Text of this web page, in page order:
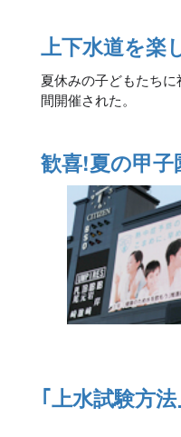
上下水道を楽
夏休みの子どもたち
間開催された。
歓喜!夏の甲子
｢上水試験方